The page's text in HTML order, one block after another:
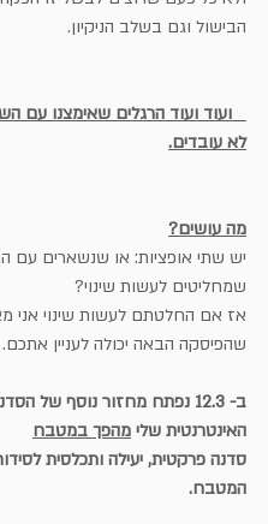
הבישול וגם בשלב הניקיון.
ועוד ועוד הרגלים שאימצנו
לא עובדים.
מה עושים?
יש שתי אופציות: או שנשארים עם
שמחליטים לעשות שינוי?
אז אם החלטתם לעשות שינוי אני
שהפיסקה הבאה יכולה לעניין אתכם.
ב- 12.3 נפתח מחזור נוסף של
האינטרנטית שלי מהפך במטבח
סדנה פרקטית, יעילה ותכלסית
המטבח.